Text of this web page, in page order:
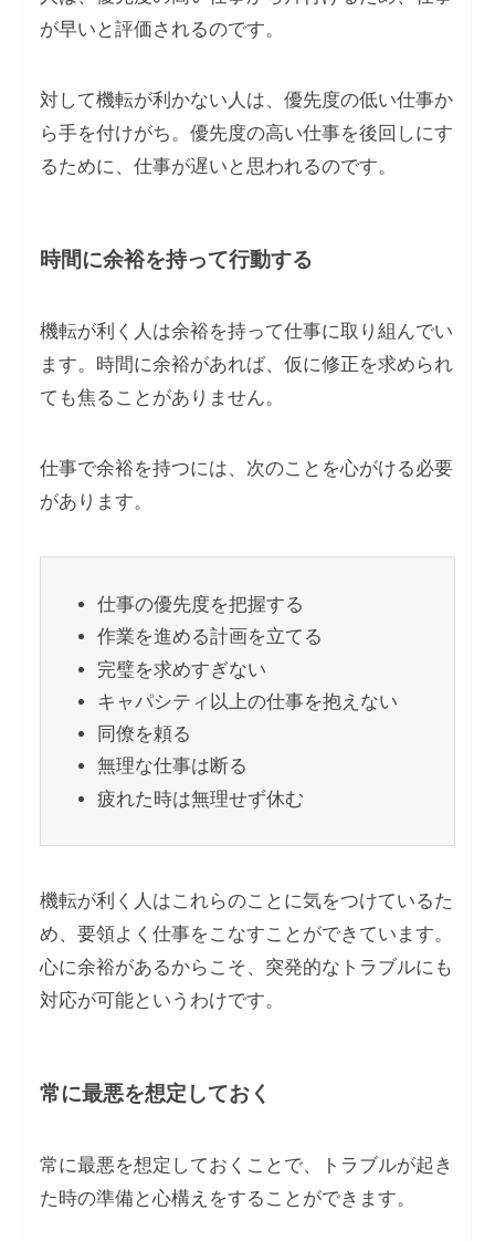
が早いと評価されるのです。
対して機転が利かない人は、優先度の低い仕事か
ら手を付けがち。優先度の高い仕事を後回しにす
るために、仕事が遅いと思われるのです。
時間に余裕を持って行動する
機転が利く人は余裕を持って仕事に取り組んでい
ます。時間に余裕があれば、仮に修正を求められ
ても焦ることがありません。
仕事で余裕を持つには、次のことを心がける必要
があります。
仕事の優先度を把握する
作業を進める計画を立てる
完璧を求めすぎない
キャパシティ以上の仕事を抱えない
同僚を頼る
無理な仕事は断る
疲れた時は無理せず休む
機転が利く人はこれらのことに気をつけているた
め、要領よく仕事をこなすことができています。
心に余裕があるからこそ、突発的なトラブルにも
対応が可能というわけです。
常に最悪を想定しておく
常に最悪を想定しておくことで、トラブルが起き
た時の準備と心構えをすることができます。